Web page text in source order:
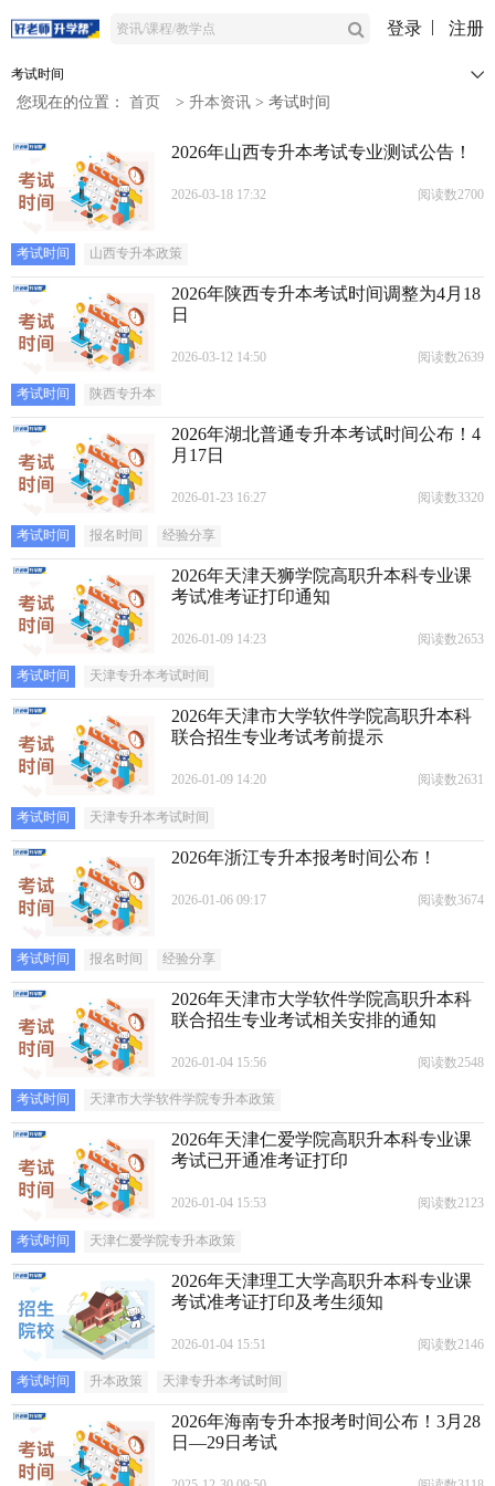
登录 注册
考试时间
您现在的位置： 首页 > 升本资讯 > 考试时间
2026年山西专升本考试专业测试公告！
2026-03-18 17:32 阅读数2700
考试时间 山西专升本政策
2026年陕西专升本考试时间调整为4月18
日
2026-03-12 14:50 阅读数2639
考试时间 陕西专升本
2026年湖北普通专升本考试时间公布！4
月17日
2026-01-23 16:27 阅读数3320
考试时间 报名时间 经验分享
2026年天津天狮学院高职升本科专业课
考试准考证打印通知
2026-01-09 14:23 阅读数2653
考试时间 天津专升本考试时间
2026年天津市大学软件学院高职升本科
联合招生专业考试考前提示
2026-01-09 14:20 阅读数2631
考试时间 天津专升本考试时间
2026年浙江专升本报考时间公布！
2026-01-06 09:17 阅读数3674
考试时间 报名时间 经验分享
2026年天津市大学软件学院高职升本科
联合招生专业考试相关安排的通知
2026-01-04 15:56 阅读数2548
考试时间 天津市大学软件学院专升本政策
2026年天津仁爱学院高职升本科专业课
考试已开通准考证打印
2026-01-04 15:53 阅读数2123
考试时间 天津仁爱学院专升本政策
2026年天津理工大学高职升本科专业课
考试准考证打印及考生须知
2026-01-04 15:51 阅读数2146
考试时间 升本政策 天津专升本考试时间
2026年海南专升本报考时间公布！3月28
日—29日考试